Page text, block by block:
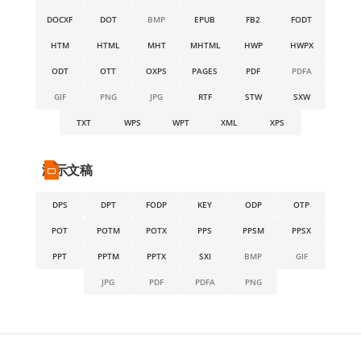
DOCXF DOT BMP EPUB FB2 FODT
HTM HTML MHT MHTML HWP HWPX
ODT OTT OXPS PAGES PDF PDFA
GIF PNG JPG RTF STW SXW
TXT WPS WPT XML XPS
演示文稿
DPS DPT FODP KEY ODP OTP
POT POTM POTX PPS PPSM PPSX
PPT PPTM PPTX SXI BMP GIF
JPG PDF PDFA PNG